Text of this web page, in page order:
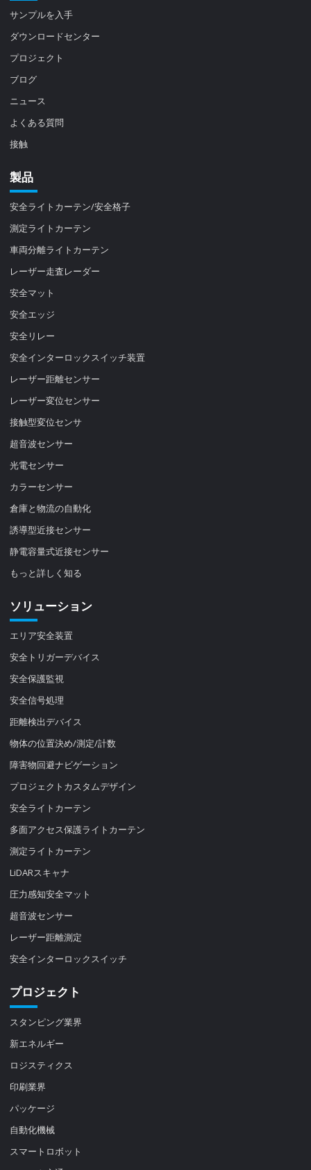
サンプルを入手
ダウンロードセンター
プロジェクト
ブログ
ニュース
よくある質問
接触
製品
安全ライトカーテン/安全格子
測定ライトカーテン
車両分離ライトカーテン
レーザー走査レーダー
安全マット
安全エッジ
安全リレー
安全インターロックスイッチ装置
レーザー距離センサー
レーザー変位センサー
接触型変位センサ
超音波センサー
光電センサー
カラーセンサー
倉庫と物流の自動化
誘導型近接センサー
静電容量式近接センサー
もっと詳しく知る
ソリューション
エリア安全装置
安全トリガーデバイス
安全保護監視
安全信号処理
距離検出デバイス
物体の位置決め/測定/計数
障害物回避ナビゲーション
プロジェクトカスタムデザイン
安全ライトカーテン
多面アクセス保護ライトカーテン
測定ライトカーテン
LiDARスキャナ
圧力感知安全マット
超音波センサー
レーザー距離測定
安全インターロックスイッチ
プロジェクト
スタンピング業界
新エネルギー
ロジスティクス
印刷業界
パッケージ
自動化機械
スマートロボット